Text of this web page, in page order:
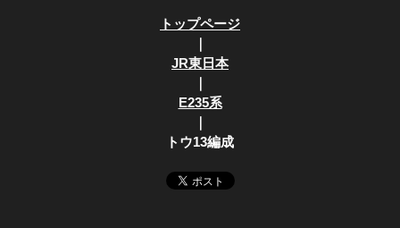
トップページ
｜
JR東日本
｜
E235系
｜
トウ13編成